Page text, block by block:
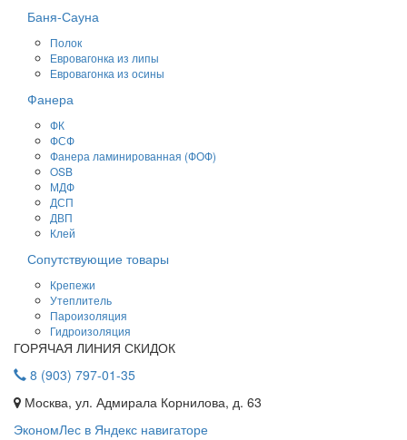
Баня-Сауна
Полок
Евровагонка из липы
Евровагонка из осины
Фанера
ФК
ФСФ
Фанера ламинированная (ФОФ)
OSB
МДФ
ДСП
ДВП
Клей
Сопутствующие товары
Крепежи
Утеплитель
Пароизоляция
Гидроизоляция
ГОРЯЧАЯ ЛИНИЯ СКИДОК
8 (903) 797-01-35
Москва, ул. Адмирала Корнилова, д. 63
ЭкономЛес в Яндекс навигаторе